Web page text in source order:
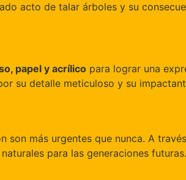
acto de talar árboles y su
papel y acrílico para lograr una
su detalle meticuloso y su
son más urgentes que nunca. A
para las generaciones futuras.